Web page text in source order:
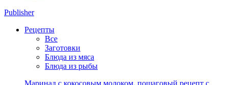
Publisher
Рецепты
Все
Заготовки
Блюда из мяса
Блюда из рыбы
Маринад с кокосовым молоком, пошаговый рецепт с